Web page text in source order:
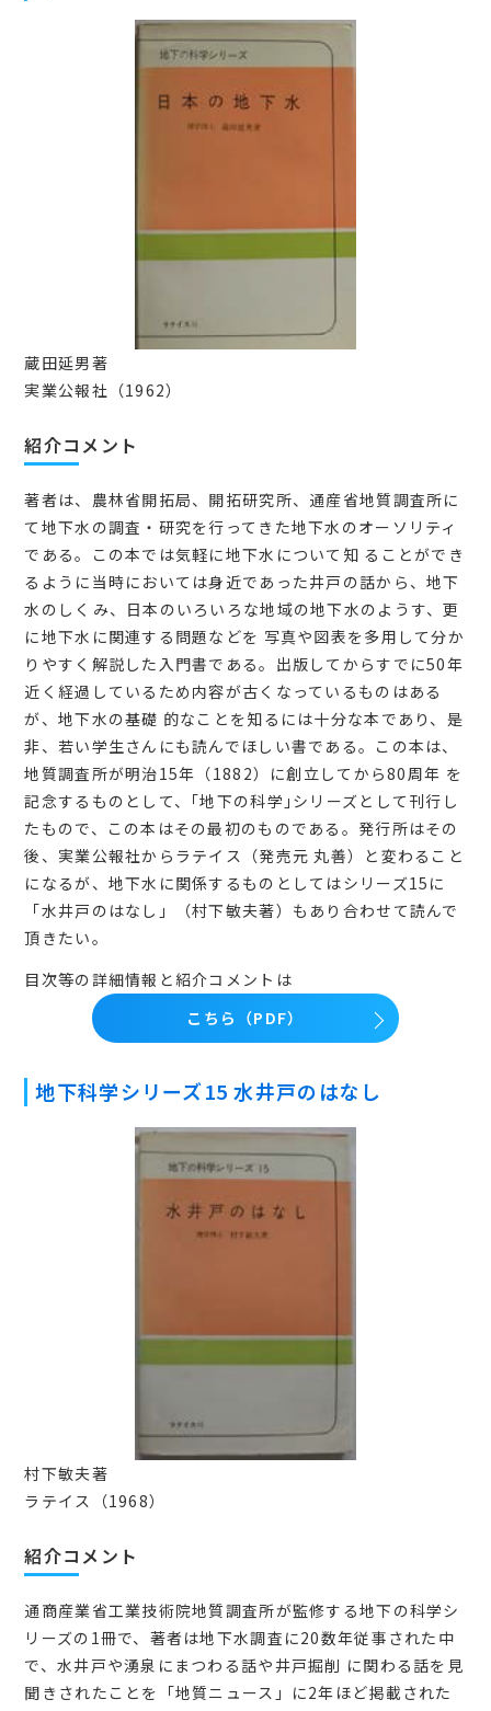
蔵田延男著
実業公報社（1962）
紹介コメント
著者は、農林省開拓局、開拓研究所、通産省地質調査所に
て地下水の調査・研究を行ってきた地下水のオーソリティ
である。この本では気軽に地下水について知 ることができ
るように当時においては身近であった井戸の話から、地下
水のしくみ、日本のいろいろな地域の地下水のようす、更
に地下水に関連する問題などを 写真や図表を多用して分か
りやすく解説した入門書である。出版してからすでに50年
近く経過しているため内容が古くなっているものはある
が、地下水の基礎 的なことを知るには十分な本であり、是
非、若い学生さんにも読んでほしい書である。この本は、
地質調査所が明治15年（1882）に創立してから80周年 を
記念するものとして、｢地下の科学｣シリーズとして刊行し
たもので、この本はその最初のものである。発行所はその
後、実業公報社からラテイス（発売元 丸善）と変わること
になるが、地下水に関係するものとしてはシリーズ15に
「水井戸のはなし」（村下敏夫著）もあり合わせて読んで
頂きたい。
目次等の詳細情報と紹介コメントは
こちら（PDF）
地下科学シリーズ15 水井戸のはなし
村下敏夫著
ラテイス（1968）
紹介コメント
通商産業省工業技術院地質調査所が監修する地下の科学シ
リーズの1冊で、著者は地下水調査に20数年従事された中
で、水井戸や湧泉にまつわる話や井戸掘削 に関わる話を見
聞きされたことを「地質ニュース」に2年ほど掲載された